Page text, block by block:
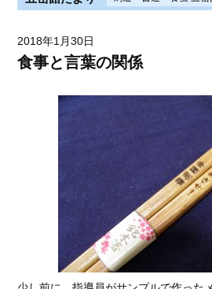
2018年1月30日
食事と言葉の関係